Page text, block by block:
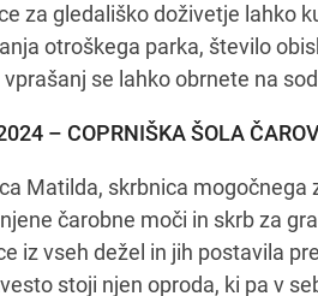
za gledališko doživetje lahko
otroškega parka, število
se lahko obrnete na
– COPRNIŠKA ŠOLA
Matilda, skrbnica mogočnega
čarobne moči in skrb za
iz vseh dežel in jih postavila
stoji njen oproda, ki pa v